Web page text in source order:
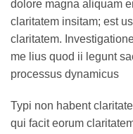
dolore magna aliquam
claritatem insitam; est
claritatem.
me lius quod ii legunt
processus dynamicus
Typi non habent
qui facit eorum